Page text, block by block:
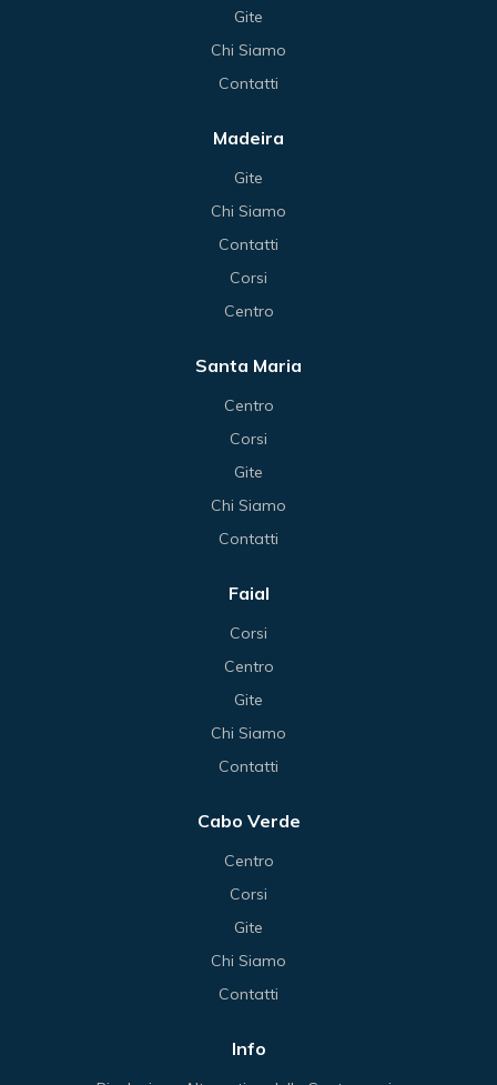
Gite
Chi Siamo
Contatti
Madeira
Gite
Chi Siamo
Contatti
Corsi
Centro
Santa Maria
Centro
Corsi
Gite
Chi Siamo
Contatti
Faial
Corsi
Centro
Gite
Chi Siamo
Contatti
Cabo Verde
Centro
Corsi
Gite
Chi Siamo
Contatti
Info